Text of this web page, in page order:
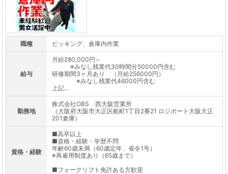
職種 ピッキング、倉庫内作業
給与
月給280,000円～
※みなし残業代30時間分50000円含む
研修期間3ヶ月あり （月給256000円）
※みなし残業代46000円含む
上記...
勤務地
株式会社OBS 西大阪営業所
（大阪府大阪市大正区船町1丁目2番21 ロジポート大阪大正
201倉庫）
資格・経験
■高卒以上
■資格・経験・学歴不問
年齢60歳未満（60歳定年、省令1号）
※再雇用制度あり（65歳まで）
■フォークリフト免許ある方歓迎